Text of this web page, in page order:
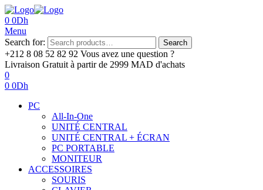
0 0Dh
Menu
Search for:
Search
+212 8 08 52 82 92‬ Vous avez une question ?
Livraison Gratuit à partir de 2999 MAD d'achats
0
0 0Dh
PC
All-In-One
UNITÉ CENTRAL
UNITÉ CENTRAL + ÉCRAN
PC PORTABLE
MONITEUR
ACCESSOIRES
SOURIS